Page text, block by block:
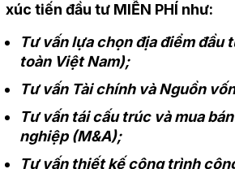
xúc tiến đầu tư MIỄN PHÍ như:
Tư vấn lựa chọn địa điểm đầu
toàn Việt Nam);
Tư vấn Tài chính và Nguồn
Tư vấn tái cấu trúc và mua
nghiệp (M&A);
Tư vấn thiết kế công trình